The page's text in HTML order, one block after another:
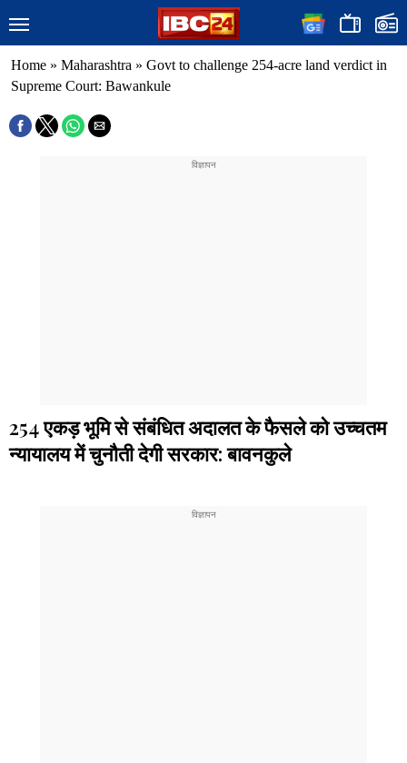
Home » Maharashtra » Govt to challenge 254-acre land verdict in
Supreme Court: Bawankule
254 एकड़ भूमि से संबंधित अदालत के फैसले को उच्चतम
न्यायालय में चुनौती देगी सरकार: बावनकुले